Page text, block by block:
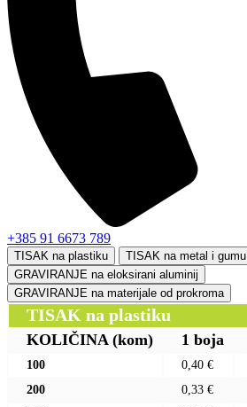
+385 91 6673 789
TISAK na plastiku
TISAK na metal i gumu
GRAVIRANJE na eloksirani aluminij
GRAVIRANJE na materijale od prokroma
TISAK na plastiku
KOLIČINA (kom) 1 boja
100 0,40 €
200
0,33 €